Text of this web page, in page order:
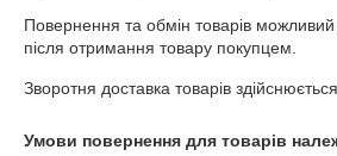
Повернення та обмін товарів
після отримання товару покупцем.
Зворотня доставка товарів
Умови повернення для товарів